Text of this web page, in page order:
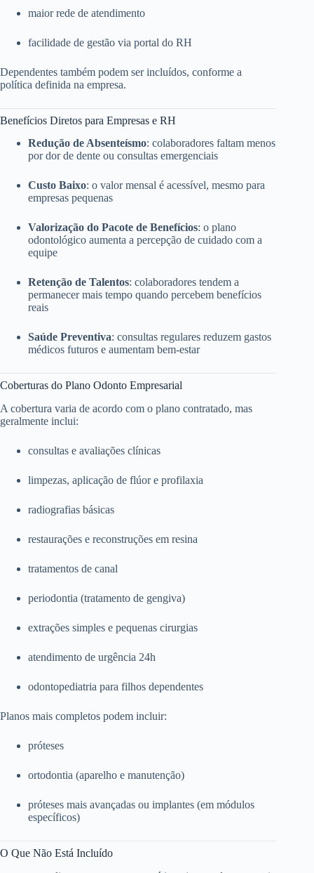
maior rede de atendimento
facilidade de gestão via portal do RH
Dependentes também podem ser incluídos, conforme a
política definida na empresa.
Benefícios Diretos para Empresas e RH
Redução de Absenteísmo: colaboradores faltam menos
por dor de dente ou consultas emergenciais
Custo Baixo: o valor mensal é acessível, mesmo para
empresas pequenas
Valorização do Pacote de Benefícios: o plano
odontológico aumenta a percepção de cuidado com a
equipe
Retenção de Talentos: colaboradores tendem a
permanecer mais tempo quando percebem benefícios
reais
Saúde Preventiva: consultas regulares reduzem gastos
médicos futuros e aumentam bem-estar
Coberturas do Plano Odonto Empresarial
A cobertura varia de acordo com o plano contratado, mas
geralmente inclui:
consultas e avaliações clínicas
limpezas, aplicação de flúor e profilaxia
radiografias básicas
restaurações e reconstruções em resina
tratamentos de canal
periodontia (tratamento de gengiva)
extrações simples e pequenas cirurgias
atendimento de urgência 24h
odontopediatria para filhos dependentes
Planos mais completos podem incluir:
próteses
ortodontia (aparelho e manutenção)
próteses mais avançadas ou implantes (em módulos
específicos)
O Que Não Está Incluído